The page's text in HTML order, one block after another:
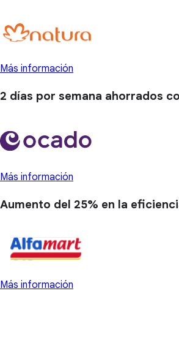
Más información
2 días por semana ahorrados
Más información
Aumento del 25% en la
Más información